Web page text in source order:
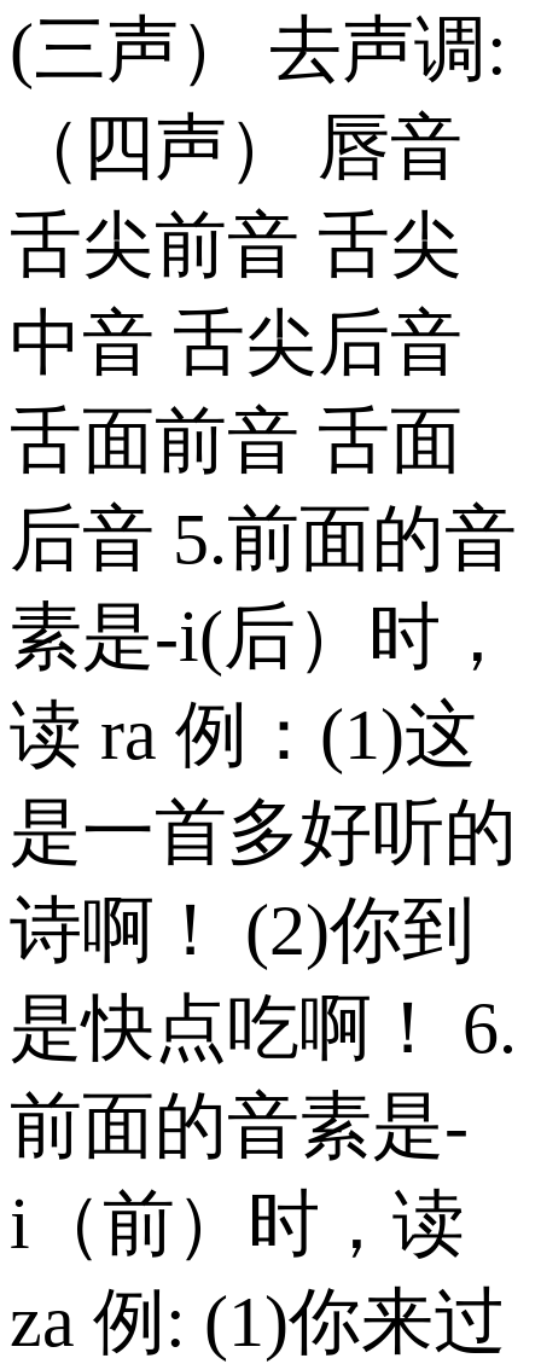
(三声） 去声调:
（四声） 唇音
舌尖前音 舌尖
中音 舌尖后音
舌面前音 舌面
后音 5.前面的音
素是-i(后）时，
读 ra 例：(1)这
是一首多好听的
诗啊！ (2)你到
是快点吃啊！ 6.
前面的音素是-
i（前）时，读
za 例: (1)你来过